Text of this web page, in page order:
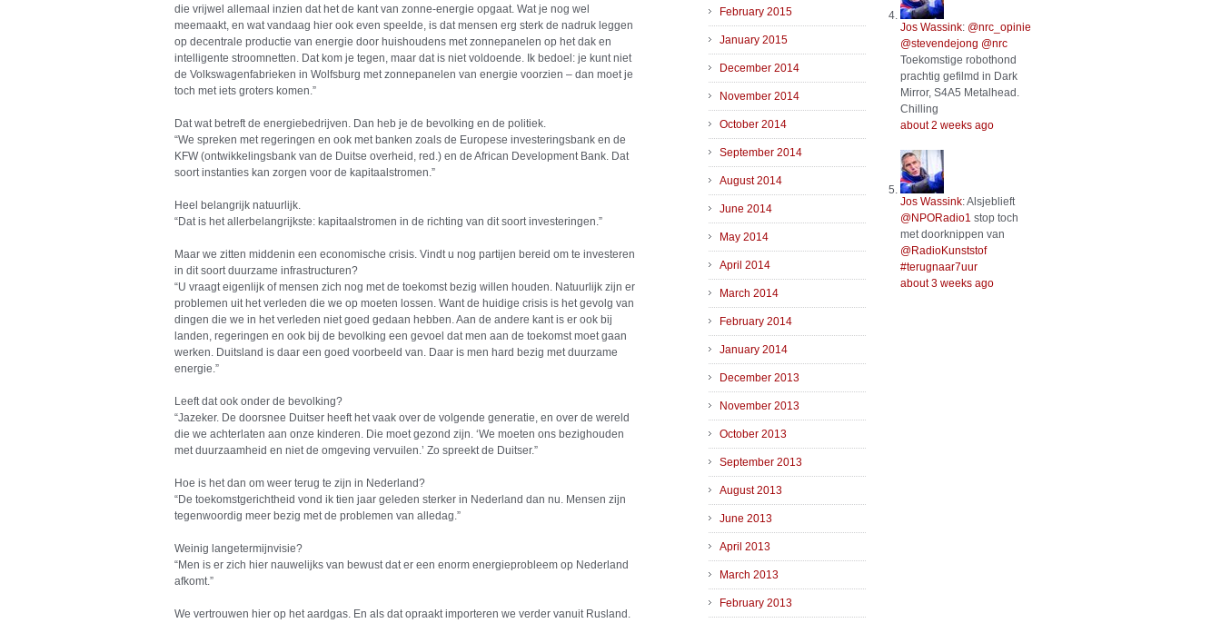
die vrijwel allemaal inzien dat het de kant van zonne-energie opgaat. Wat je nog wel
meemaakt, en wat vandaag hier ook even speelde, is dat mensen erg sterk de nadruk leggen
op decentrale productie van energie door huishoudens met zonnepanelen op het dak en
intelligente stroomnetten. Dat kom je tegen, maar dat is niet voldoende. Ik bedoel: je kunt niet
de Volkswagenfabrieken in Wolfsburg met zonnepanelen van energie voorzien – dan moet je
toch met iets groters komen.”
Dat wat betreft de energiebedrijven. Dan heb je de bevolking en de politiek.
“We spreken met regeringen en ook met banken zoals de Europese investeringsbank en de
KFW (ontwikkelingsbank van de Duitse overheid, red.) en de African Development Bank. Dat
soort instanties kan zorgen voor de kapitaalstromen.”
Heel belangrijk natuurlijk.
“Dat is het allerbelangrijkste: kapitaalstromen in de richting van dit soort investeringen.”
Maar we zitten middenin een economische crisis. Vindt u nog partijen bereid om te investeren
in dit soort duurzame infrastructuren?
“U vraagt eigenlijk of mensen zich nog met de toekomst bezig willen houden. Natuurlijk zijn er
problemen uit het verleden die we op moeten lossen. Want de huidige crisis is het gevolg van
dingen die we in het verleden niet goed gedaan hebben. Aan de andere kant is er ook bij
landen, regeringen en ook bij de bevolking een gevoel dat men aan de toekomst moet gaan
werken. Duitsland is daar een goed voorbeeld van. Daar is men hard bezig met duurzame
energie.”
Leeft dat ook onder de bevolking?
“Jazeker. De doorsnee Duitser heeft het vaak over de volgende generatie, en over de wereld
die we achterlaten aan onze kinderen. Die moet gezond zijn. ‘We moeten ons bezighouden
met duurzaamheid en niet de omgeving vervuilen.’ Zo spreekt de Duitser.”
Hoe is het dan om weer terug te zijn in Nederland?
“De toekomstgerichtheid vond ik tien jaar geleden sterker in Nederland dan nu. Mensen zijn
tegenwoordig meer bezig met de problemen van alledag.”
Weinig langetermijnvisie?
“Men is er zich hier nauwelijks van bewust dat er een enorm energieprobleem op Nederland
afkomt.”
We vertrouwen hier op het aardgas. En als dat opraakt importeren we verder vanuit Rusland.
February 2015
January 2015
December 2014
November 2014
October 2014
September 2014
August 2014
June 2014
May 2014
April 2014
March 2014
February 2014
January 2014
December 2013
November 2013
October 2013
September 2013
August 2013
June 2013
April 2013
March 2013
February 2013
Jos Wassink: @nrc_opinie
@stevendejong @nrc
Toekomstige robothond
prachtig gefilmd in Dark
Mirror, S4A5 Metalhead.
Chilling
about 2 weeks ago
Jos Wassink:Alsjeblieft
@NPORadio1 stop toch
met doorknippen van
@RadioKunststof
#terugnaar7uur
about 3 weeks ago